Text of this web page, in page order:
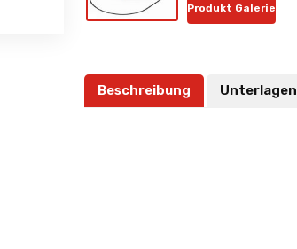
Produkt Galerie
Beschreibung Unterlagen